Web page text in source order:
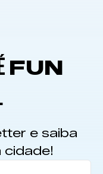
FUN
e saiba
cidade!